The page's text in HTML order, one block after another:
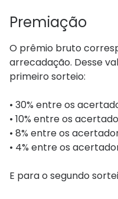
Premiação​​
O prêmio bruto
arrecadação. Desse
primeiro sorteio:
• 30% entre os
• 10% entre os
• 8% entre os
• 4% entre os
E para o segundo